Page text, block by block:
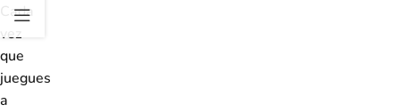
Cada
vez
que
juegues
a